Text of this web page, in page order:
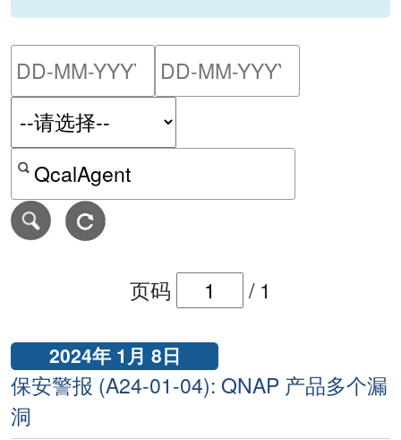
请输入搜索日期范围的开
按关键字或 CVE ID 搜寻保安警报
页码 / 1
2024年 1月 8日
保安警报 (A24-01-04): QNAP 产品多个漏
洞